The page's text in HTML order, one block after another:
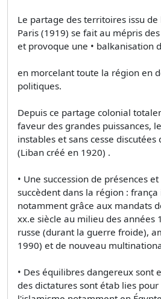
Le partage des territoires issu
Paris (1919) se fait au mépris
et provoque une • balkanisation
en morcelant toute la région en
politiques.
Depuis ce partage colonial
faveur des grandes puissances,
instables et sans cesse
(Liban créé en 1920) .
• Une succession de présences
succèdent dans la région :
notamment grâce aux mandats
xx.e siècle au milieu des années
russe (durant la guerre froide),
1990) et de nouveau
• Des équilibres dangereux sont
des dictatures sont étab lies